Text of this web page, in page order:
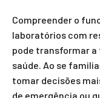
Compreender o
laboratórios com
pode transformar a
saúde. Ao se
tomar decisões
de emergência ou